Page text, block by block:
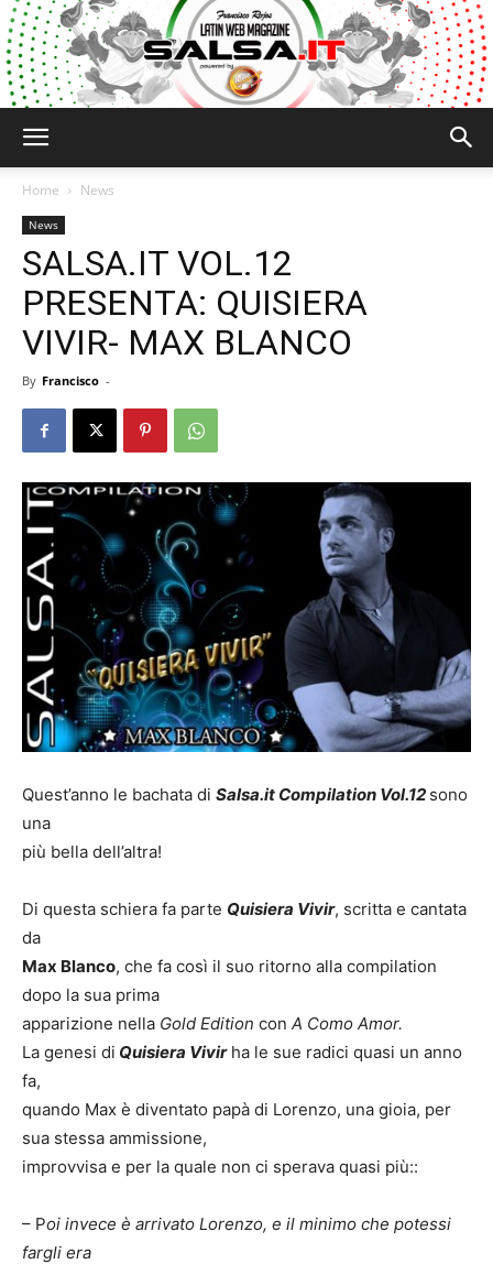
Home News
News
SALSA.IT VOL.12
PRESENTA: QUISIERA
VIVIR- MAX BLANCO
By Francisco -
Quest’anno le bachata di Salsa.it Compilation Vol.12 sono
una
più bella dell’altra!
Di questa schiera fa parte Quisiera Vivir, scritta e cantata
da
Max Blanco, che fa così il suo ritorno alla compilation
dopo la sua prima
apparizione nella Gold Edition con A Como Amor.
La genesi di Quisiera Vivirha le sue radici quasi un anno
fa,
quando Max è diventato papà di Lorenzo, una gioia, per
sua stessa ammissione,
improvvisa e per la quale non ci sperava quasi più::
– Poi invece è arrivato Lorenzo, e il minimo che potessi
fargli era